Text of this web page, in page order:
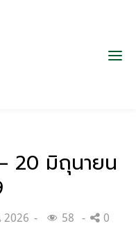
20 มิถุนายน
2026 58 0